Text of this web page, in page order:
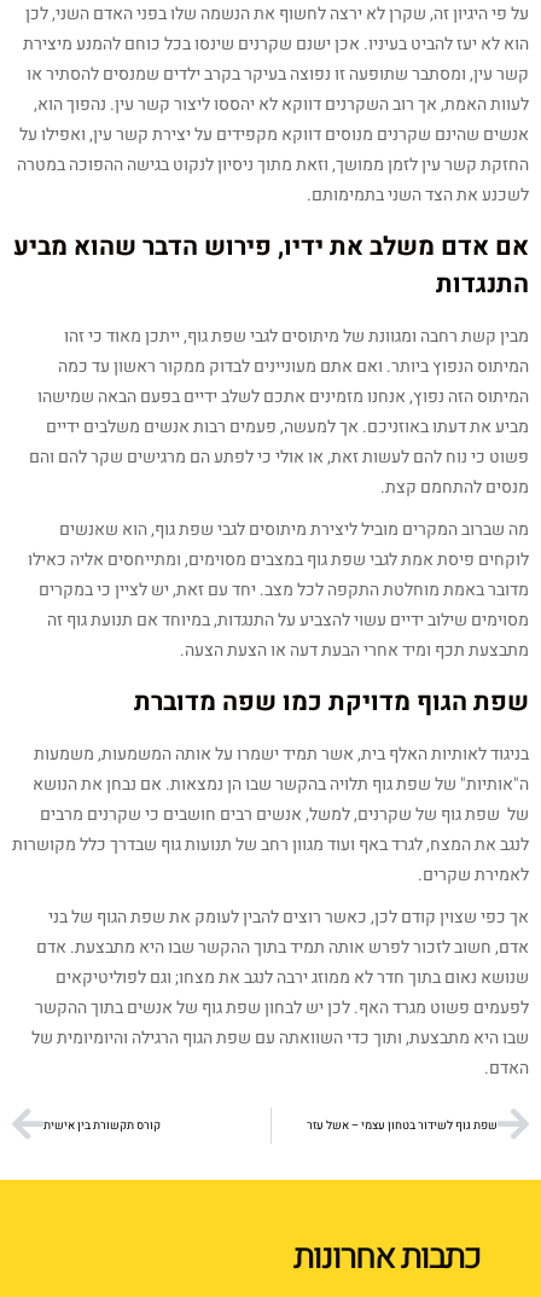
על פי היגיון זה, שקרן לא ירצה לחשוף את הנשמה שלו בפני האדם השני, לכן
הוא לא יעז להביט בעיניו. אכן ישנם שקרנים שינסו בכל כוחם להמנע מיצירת
קשר עין, ומסתבר שתופעה זו נפוצה בעיקר בקרב ילדים שמנסים להסתיר או
לעוות האמת, אך רוב השקרנים דווקא לא יהססו ליצור קשר עין. נהפוך הוא,
אנשים שהינם שקרנים מנוסים דווקא מקפידים על יצירת קשר עין, ואפילו על
החזקת קשר עין לזמן ממושך, וזאת מתוך ניסיון לנקוט בגישה ההפוכה במטרה
לשכנע את הצד השני בתמימותם.
אם אדם משלב את ידיו, פירוש הדבר שהוא מביע
התנגדות
מבין קשת רחבה ומגוונת של מיתוסים לגבי שפת גוף, ייתכן מאוד כי זהו
המיתוס הנפוץ ביותר. ואם אתם מעוניינים לבדוק ממקור ראשון עד כמה
המיתוס הזה נפוץ, אנחנו מזמינים אתכם לשלב ידיים בפעם הבאה שמישהו
מביע את דעתו באוזניכם. אך למעשה, פעמים רבות אנשים משלבים ידיים
פשוט כי נוח להם לעשות זאת, או אולי כי לפתע הם מרגישים שקר להם והם
מנסים להתחמם קצת.
מה שברוב המקרים מוביל ליצירת מיתוסים לגבי שפת גוף, הוא שאנשים
לוקחים פיסת אמת לגבי שפת גוף במצבים מסוימים, ומתייחסים אליה כאילו
מדובר באמת מוחלטת התקפה לכל מצב. יחד עם זאת, יש לציין כי במקרים
מסוימים שילוב ידיים עשוי להצביע על התנגדות, במיוחד אם תנועת גוף זה
מתבצעת תכף ומיד אחרי הבעת דעה או הצעת הצעה.
שפת הגוף מדויקת כמו שפה מדוברת
בניגוד לאותיות האלף בית, אשר תמיד ישמרו על אותה המשמעות, משמעות
ה"אותיות" של שפת גוף תלויה בהקשר שבו הן נמצאות. אם נבחן את הנושא
של שפת גוף של שקרנים, למשל, אנשים רבים חושבים כי שקרנים מרבים
לנגב את המצח, לגרד באף ועוד מגוון רחב של תנועות גוף שבדרך כלל מקושרות
לאמירת שקרים.
אך כפי שצוין קודם לכן, כאשר רוצים להבין לעומק את שפת הגוף של בני
אדם, חשוב לזכור לפרש אותה תמיד בתוך ההקשר שבו היא מתבצעת. אדם
שנושא נאום בתוך חדר לא ממוזג ירבה לנגב את מצחו; וגם לפוליטיקאים
לפעמים פשוט מגרד האף. לכן יש לבחון שפת גוף של אנשים בתוך ההקשר
שבו היא מתבצעת, ותוך כדי השוואתה עם שפת הגוף הרגילה והיומיומית של
האדם.
שפת גוף לשידור בטחון עצמי – אשל עזר קורס תקשורת בין אישית
כתבות אחרונות